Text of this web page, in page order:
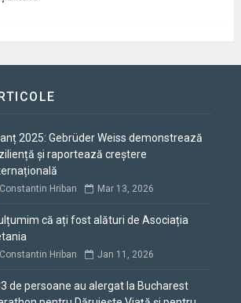
2025: Gebrüder Weiss demonstrează
și raportează creștere
Constantin Hriban Mar 13, 2026
că ați fost alături de Asociația
Constantin Hriban Jan 11, 2026
de persoane au alergat la Bucharest